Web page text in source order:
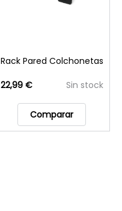
Rack Pared Colchonetas
22,99 €
Sin stock
Comparar